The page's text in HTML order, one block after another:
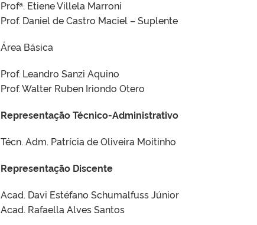
Profª. Etiene Villela Marroni
Prof. Daniel de Castro Maciel – Suplente
Área Básica
Prof. Leandro Sanzi Aquino
Prof. Walter Ruben Iriondo Otero
Representação Técnico-Administrativo
Técn. Adm. Patrícia de Oliveira Moitinho
Representação Discente
Acad. Davi Estéfano Schumalfuss Júnior
Acad. Rafaella Alves Santos